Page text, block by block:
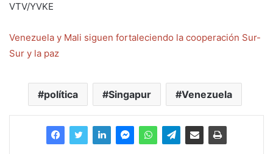
VTV/YVKE
Venezuela y Mali siguen fortaleciendo la cooperación Sur-
Sur y la paz
política Singapur Venezuela